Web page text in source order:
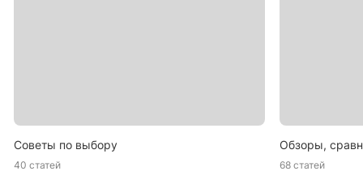
Советы по выбору
40 статей
Обзоры,
68 статей